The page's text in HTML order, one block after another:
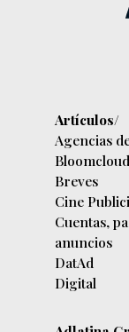
Artículos/
Agencias
Breves
Cine
Cuentas,
anuncios
DatAd
Digital